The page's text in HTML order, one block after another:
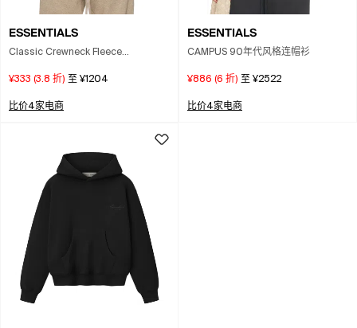
ESSENTIALS
Classic Crewneck Fleece
¥333 (3.8 折) 至 ¥1204
比价4家电商
ESSENTIALS
CAMPUS 90年代风格连帽衫
¥886 (6 折) 至 ¥2522
比价4家电商